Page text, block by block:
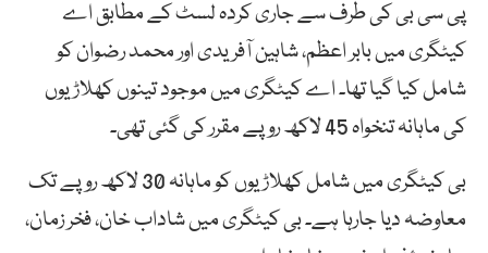
پی سی بی کی طرف سے جاری کردہ لسٹ کے مطابق اے
کیٹگری میں بابر اعظم، شاہین آفریدی اور محمد رضوان کو
شامل کیا گیا تھا۔ اے کیٹگری میں موجود تینوں کھلاڑیوں
کی ماہانہ تنخواہ 45 لاکھ روپے مقرر کی گئی تھی۔
بی کیٹگری میں شامل کھلاڑیوں کو ماہانہ 30 لاکھ روپے تک
معاوضہ دیا جارہا ہے۔ بی کیٹگری میں شاداب خان، فخر زمان،